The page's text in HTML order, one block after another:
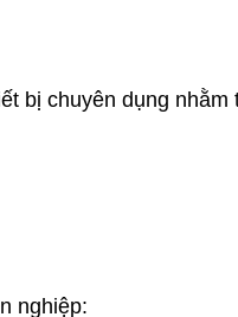
bị chuyên dụng nhằm
nghiệp: